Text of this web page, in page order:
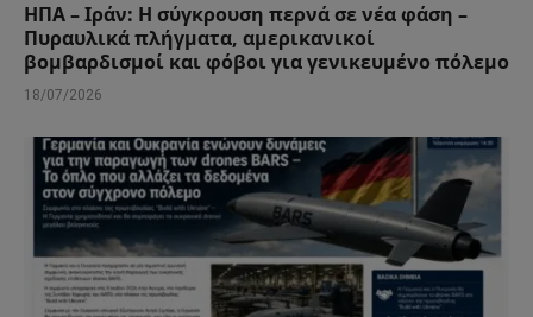
ΗΠΑ – Ιράν: Η σύγκρουση περνά σε νέα φάση –
Πυραυλικά πλήγματα, αμερικανικοί
βομβαρδισμοί και φόβοι για γενικευμένο πόλεμο
18/07/2026